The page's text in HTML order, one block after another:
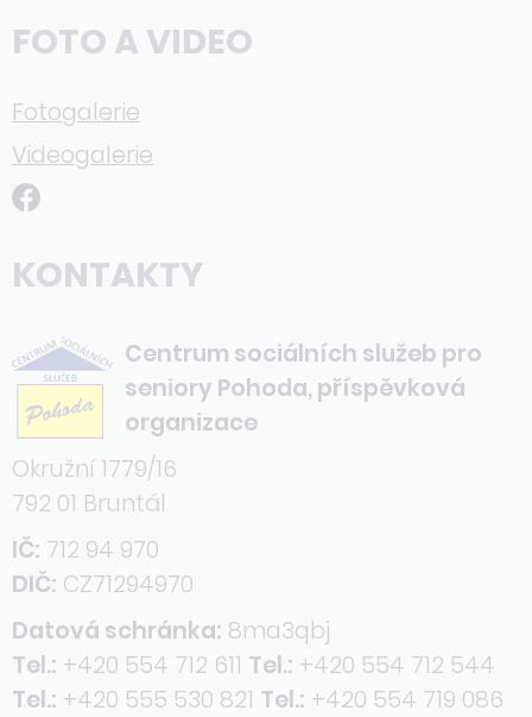
FOTO A VIDEO
Fotogalerie
Videogalerie
KONTAKTY
Centrum sociálních služeb pro
seniory Pohoda, příspěvková
organizace
Okružní 1779/16
792 01 Bruntál
IČ: 712 94 970
DIČ: CZ71294970
Datová schránka: 8ma3qbj
Tel.: +420 554 712 611 Tel.: +420 554 712 544
Tel.: +420 555 530 821 Tel.: +420 554 719 086